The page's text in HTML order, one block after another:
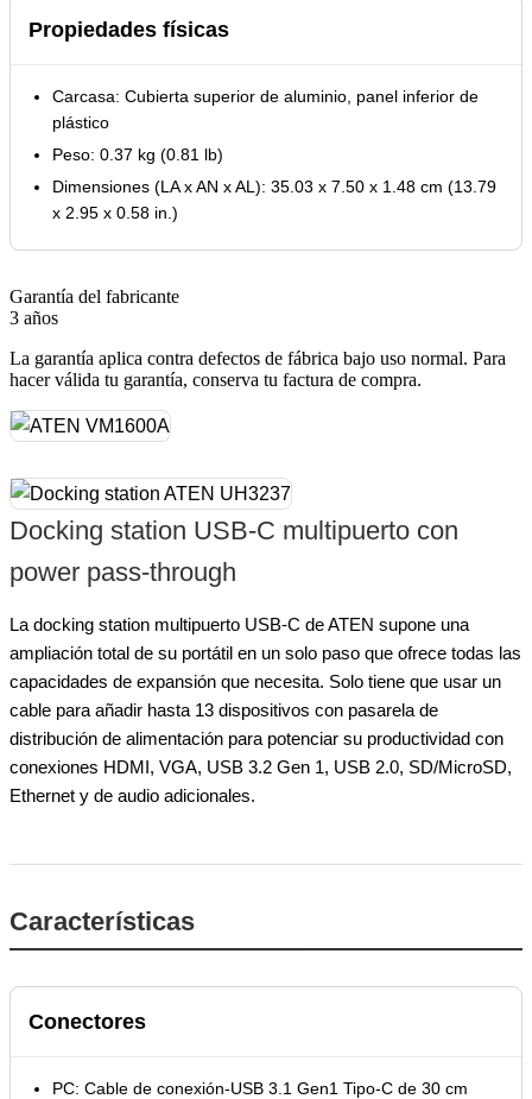
Propiedades físicas
Carcasa: Cubierta superior de aluminio, panel inferior de
plástico
Peso: 0.37 kg (0.81 lb)
Dimensiones (LA x AN x AL): 35.03 x 7.50 x 1.48 cm (13.79
x 2.95 x 0.58 in.)
Garantía del fabricante
3 años
La garantía aplica contra defectos de fábrica bajo uso normal. Para
hacer válida tu garantía, conserva tu factura de compra.
Docking station USB-C multipuerto con
power pass-through
La docking station multipuerto USB-C de ATEN supone una
ampliación total de su portátil en un solo paso que ofrece todas las
capacidades de expansión que necesita. Solo tiene que usar un
cable para añadir hasta 13 dispositivos con pasarela de
distribución de alimentación para potenciar su productividad con
conexiones HDMI, VGA, USB 3.2 Gen 1, USB 2.0, SD/MicroSD,
Ethernet y de audio adicionales.
Características
Conectores
PC: Cable de conexión-USB 3.1 Gen1 Tipo-C de 30 cm